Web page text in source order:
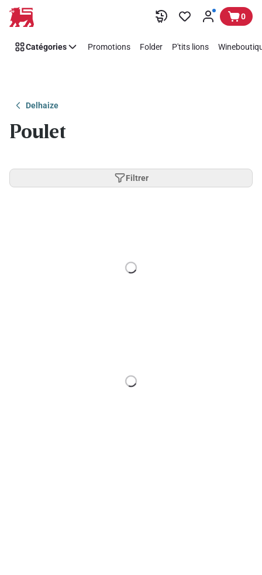
Passer 0
Catégories Promotions Folder P'tits lions
Delhaize
Poulet
Filtrer